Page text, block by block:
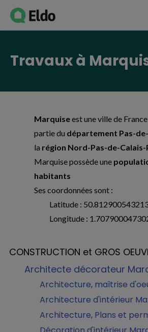
Travaux à
Marquiseest une ville de
partie du département Pas-
la région Nord-Pas-de-
Marquise possède une
habitants
Ses coordonnées sont :
Latitude :
Longitude :
CONSTRUCTION et GROS
Architecte décorateur
Architecture, maîtrise
Architecture d'intérieur
Architecture, Plans et